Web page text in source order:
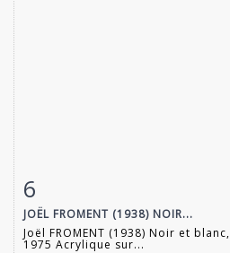
Fiche détaillée
6
JOËL FROMENT (1938) NOIR...
Joël FROMENT (1938) Noir et blanc,
1975 Acrylique sur...